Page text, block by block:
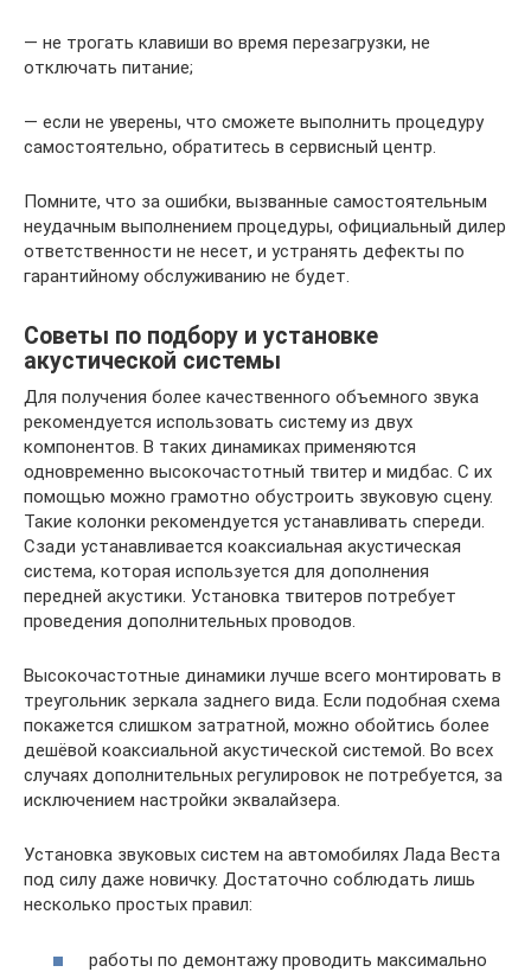
— не трогать клавиши во время перезагрузки, не
отключать питание;
— если не уверены, что сможете выполнить процедуру
самостоятельно, обратитесь в сервисный центр.
Помните, что за ошибки, вызванные самостоятельным
неудачным выполнением процедуры, официальный дилер
ответственности не несет, и устранять дефекты по
гарантийному обслуживанию не будет.
Советы по подбору и установке
акустической системы
Для получения более качественного объемного звука
рекомендуется использовать систему из двух
компонентов. В таких динамиках применяются
одновременно высокочастотный твитер и мидбас. С их
помощью можно грамотно обустроить звуковую сцену.
Такие колонки рекомендуется устанавливать спереди.
Сзади устанавливается коаксиальная акустическая
система, которая используется для дополнения
передней акустики. Установка твитеров потребует
проведения дополнительных проводов.
Высокочастотные динамики лучше всего монтировать в
треугольник зеркала заднего вида. Если подобная схема
покажется слишком затратной, можно обойтись более
дешёвой коаксиальной акустической системой. Во всех
случаях дополнительных регулировок не потребуется, за
исключением настройки эквалайзера.
Установка звуковых систем на автомобилях Лада Веста
под силу даже новичку. Достаточно соблюдать лишь
несколько простых правил:
работы по демонтажу проводить максимально